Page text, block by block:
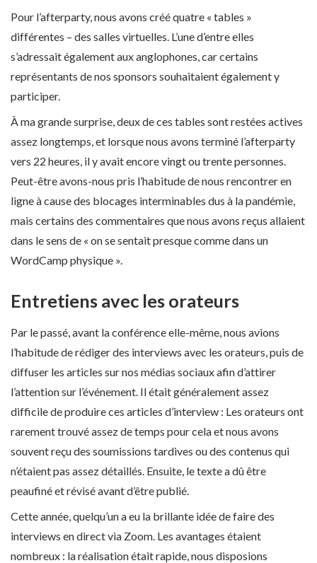
Pour l’afterparty, nous avons créé quatre « tables »
différentes – des salles virtuelles. L’une d’entre elles
s’adressait également aux anglophones, car certains
représentants de nos sponsors souhaitaient également y
participer.
À ma grande surprise, deux de ces tables sont restées actives
assez longtemps, et lorsque nous avons terminé l’afterparty
vers 22 heures, il y avait encore vingt ou trente personnes.
Peut-être avons-nous pris l’habitude de nous rencontrer en
ligne à cause des blocages interminables dus à la pandémie,
mais certains des commentaires que nous avons reçus allaient
dans le sens de « on se sentait presque comme dans un
WordCamp physique ».
Entretiens avec les orateurs
Par le passé, avant la conférence elle-même, nous avions
l’habitude de rédiger des interviews avec les orateurs, puis de
diffuser les articles sur nos médias sociaux afin d’attirer
l’attention sur l’événement. Il était généralement assez
difficile de produire ces articles d’interview : Les orateurs ont
rarement trouvé assez de temps pour cela et nous avons
souvent reçu des soumissions tardives ou des contenus qui
n’étaient pas assez détaillés. Ensuite, le texte a dû être
peaufiné et révisé avant d’être publié.
Cette année, quelqu’un a eu la brillante idée de faire des
interviews en direct via Zoom. Les avantages étaient
nombreux : la réalisation était rapide, nous disposions